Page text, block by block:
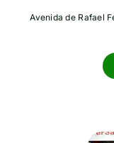
Avenida de Rafael